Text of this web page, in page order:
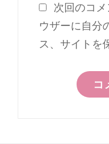
次回のコ
ウザーに自分
ス、サイトを